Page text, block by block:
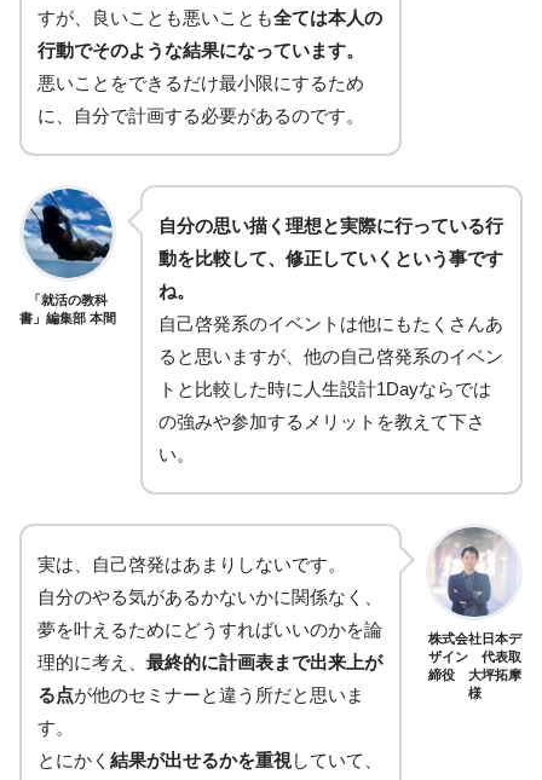
すが、良いことも悪いことも全ては本人の
行動でそのような結果になっています。
悪いことをできるだけ最小限にするため
に、自分で計画する必要があるのです。
「就活の教科
書」編集部 本間
自分の思い描く理想と実際に行っている行
動を比較して、修正していくという事です
ね。
自己啓発系のイベントは他にもたくさんあ
ると思いますが、他の自己啓発系のイベン
トと比較した時に人生設計1Dayならでは
の強みや参加するメリットを教えて下さ
い。
実は、自己啓発はあまりしないです。
自分のやる気があるかないかに関係なく、
夢を叶えるためにどうすればいいのかを論
理的に考え、 最終的に計画表まで出来上が
る点が他のセミナーと違う所だと思いま
す。
とにかく 結果が出せるかを重視していて、
株式会社日本デ
ザイン 代表取
締役 大坪拓摩
様